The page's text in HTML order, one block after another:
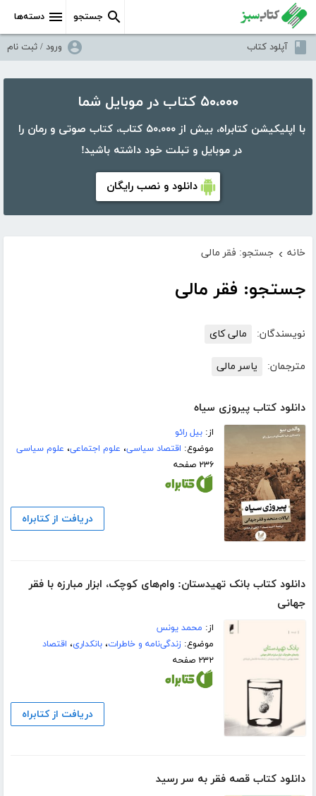
دسته‌ها جستجو
آپلود کتاب ورود / ثبت نام
۵۰،۰۰۰ کتاب در موبایل شما
با اپلیکیشن کتابراه، بیش از ۵۰،۰۰۰ کتاب، کتاب صوتی و رمان را
در موبایل و تبلت خود داشته باشید!
دانلود و نصب رایگان
خانه › جستجو: فقر مالی
جستجو: فقر مالی
نویسندگان: مالی کای
مترجمان: یاسر مالی
دانلود کتاب پیروزی سیاه
از:بیل رائو
موضوع: اقتصاد سیاسی، علوم اجتماعی، علوم سیاسی
۲۳۶ صفحه
دریافت از کتابراه
دانلود کتاب بانک‌ تهیدستان: وام‌های کوچک، ابزار مبارزه با فقر
جهانی
از: محمد یونس
موضوع:زندگی‌نامه و خاطرات،بانکداری، اقتصاد
۲۳۲ صفحه
دریافت از کتابراه
دانلود کتاب قصه فقر به سر رسید